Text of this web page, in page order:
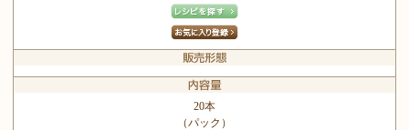
20本
（パック）